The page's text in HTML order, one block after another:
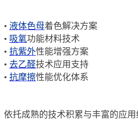
• 液体色母着色解决方案
• 吸氧功能材料技术
• 抗紫外性能增强方案
• 去乙醛技术应用支持
• 抗摩擦性能优化体系
依托成熟的技术积累与丰富的应用